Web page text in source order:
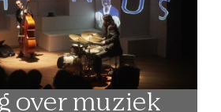
over muziek